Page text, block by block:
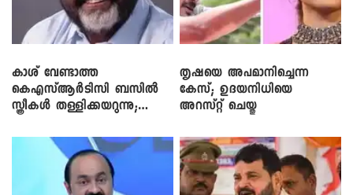
കാശ് വേണ്ടാത്ത
കെഎസ്ആർടിസി ബസിൽ
സ്ത്രീകൾ തള്ളിക്കയറുന്നു;
തൃഷയെ അപമാനിച്ചെന്ന
കേസ്; ഉദയനിധിയെ
അറസ്റ്റ് ചെയ്തു